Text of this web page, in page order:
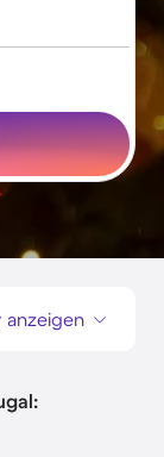
anzeigen